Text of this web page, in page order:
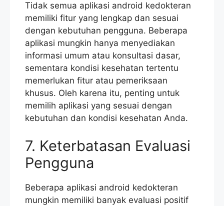
Tidak semua aplikasi android kedokteran
memiliki fitur yang lengkap dan sesuai
dengan kebutuhan pengguna. Beberapa
aplikasi mungkin hanya menyediakan
informasi umum atau konsultasi dasar,
sementara kondisi kesehatan tertentu
memerlukan fitur atau pemeriksaan
khusus. Oleh karena itu, penting untuk
memilih aplikasi yang sesuai dengan
kebutuhan dan kondisi kesehatan Anda.
7. Keterbatasan Evaluasi
Pengguna
Beberapa aplikasi android kedokteran
mungkin memiliki banyak evaluasi positif